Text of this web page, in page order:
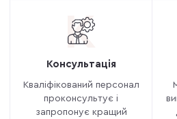
К
Консультація
Кваліфікований персонал
проконсультує і
запропонує кращий